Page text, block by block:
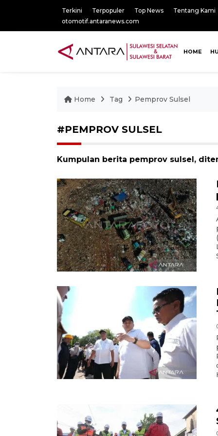
Terkini Terpopuler Top News
Tentang Kami
otomotif.antaranews.com
HOME
Home Tag Pemprov Sulsel
#PEMPROV SULSEL
Kumpulan berita pemprov sulsel,